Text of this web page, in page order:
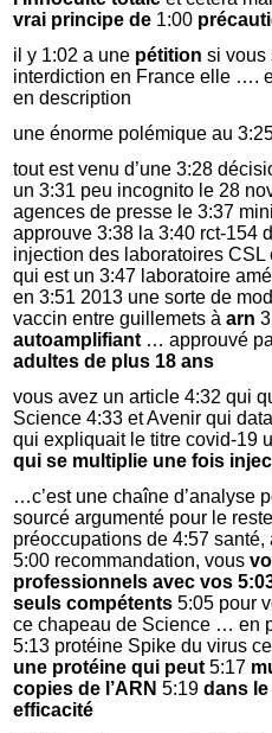
vrai principe de 1:00
il y 1:02 a une pétition si vous
interdiction en France elle ….
en description
une énorme polémique au
tout est venu d’une 3:28
un 3:31 peu incognito le 28
agences de presse le 3:37
approuve 3:38 la 3:40 rct-154
injection des laboratoires CSL
qui est un 3:47 laboratoire
en 3:51 2013 une sorte de
vaccin entre guillemets àarn
autoamplifiant … approuvé
adultes de plus 18 ans
vous avez un article 4:32 qui
Science 4:33 et Avenir qui
qui expliquait le titre covid-19
qui se multiplie une fois
…c’est une chaîne d’analyse
sourcé argumenté pour le
préoccupations de 4:57
5:00 recommandation, vous
professionnels avec vos
seuls compétents 5:05 pour
ce chapeau de Science … en
5:13 protéine Spike du virus
une protéine qui peut5:17
copies de l’ARN5:19dans
efficacité